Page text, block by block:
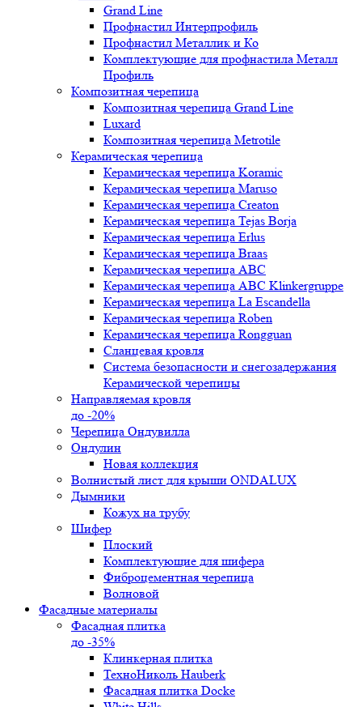
Grand Line
Профнастил Интерпрофиль
Профнастил Металлик и Ко
Комплектующие для профнастила Металл
Профиль
Композитная черепица
Композитная черепица Grand Line
Luxard
Композитная черепица Metrotile
Керамическая черепица
Керамическая черепица Koramic
Керамическая черепица Maruso
Керамическая черепица Creaton
Керамическая черепица Tejas Borja
Керамическая черепица Erlus
Керамическая черепица Braas
Керамическая черепица ABC
Керамическая черепица ABC Klinkergruppe
Керамическая черепица La Escandella
Керамическая черепица Roben
Керамическая черепица Rongguan
Сланцевая кровля
Система безопасности и снегозадержания
Керамической черепицы
Направляемая кровля
до -20%
Черепица Ондувилла
Ондулин
Новая коллекция
Волнистый лист для крыши ONDALUX
Дымники
Кожух на трубу
Шифер
Плоский
Комплектующие для шифера
Фиброцементная черепица
Волновой
Фасадные материалы
Фасадная плитка
до -35%
Клинкерная плитка
ТехноНиколь Hauberk
Фасадная плитка Docke